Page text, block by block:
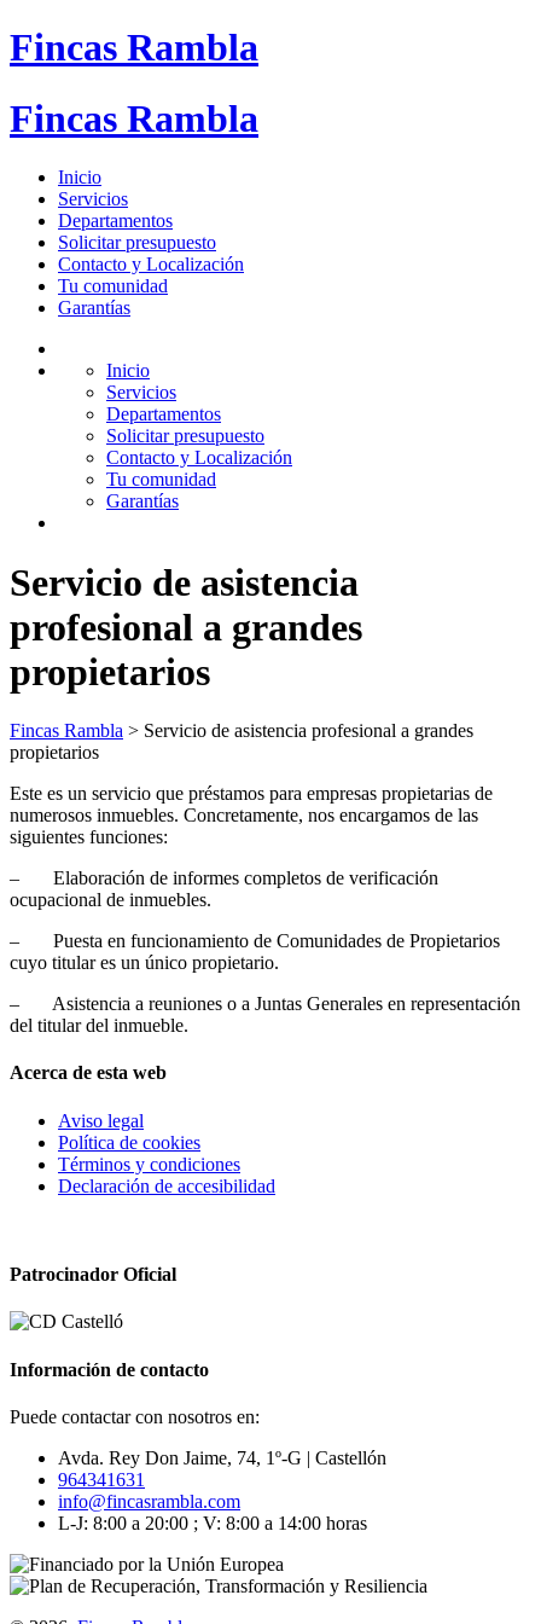
Fincas Rambla
Fincas Rambla
Inicio
Servicios
Departamentos
Solicitar presupuesto
Contacto y Localización
Tu comunidad
Garantías
Inicio
Servicios
Departamentos
Solicitar presupuesto
Contacto y Localización
Tu comunidad
Garantías
Servicio de asistencia
profesional a grandes
propietarios
Fincas Rambla > Servicio de asistencia profesional a grandes
propietarios
Este es un servicio que préstamos para empresas propietarias de
numerosos inmuebles. Concretamente, nos encargamos de las
siguientes funciones:
– Elaboración de informes completos de verificación
ocupacional de inmuebles.
– Puesta en funcionamiento de Comunidades de Propietarios
cuyo titular es un único propietario.
– Asistencia a reuniones o a Juntas Generales en representación
del titular del inmueble.
Acerca de esta web
Aviso legal
Política de cookies
Términos y condiciones
Declaración de accesibilidad
Patrocinador Oficial
Información de contacto
Puede contactar con nosotros en:
Avda. Rey Don Jaime, 74, 1º-G | Castellón
964341631
info@fincasrambla.com
L-J: 8:00 a 20:00 ; V: 8:00 a 14:00 horas